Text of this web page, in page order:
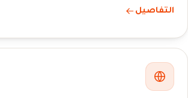
التفاصيل